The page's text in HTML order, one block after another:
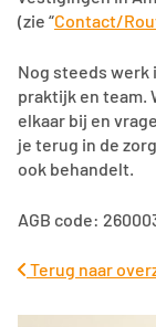
(zie “Contact/
Nog steeds werk
praktijk en team.
elkaar bij en
je terug in de
ook behandelt.
AGB code:
Terug naar